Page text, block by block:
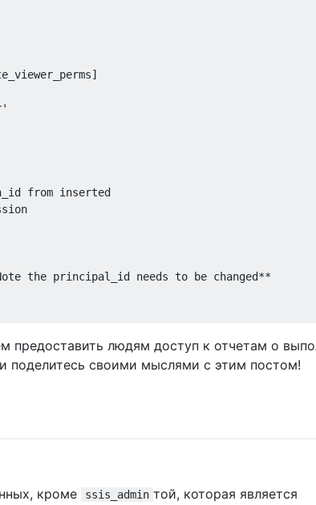
]
from
the principal_id needs to be changed**
предоставить людям доступ к отчетам о
поделитесь своими мыслями с этим постом!
кроме
ssis_admin той, которая является